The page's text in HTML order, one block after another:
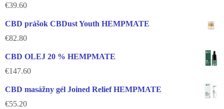
€39.60
CBD prášok CBDust Youth HEMPMATE
€82.80
CBD OLEJ 20 % HEMPMATE
€147.60
CBD masážny gél Joined Relief HEMPMATE
€55.20